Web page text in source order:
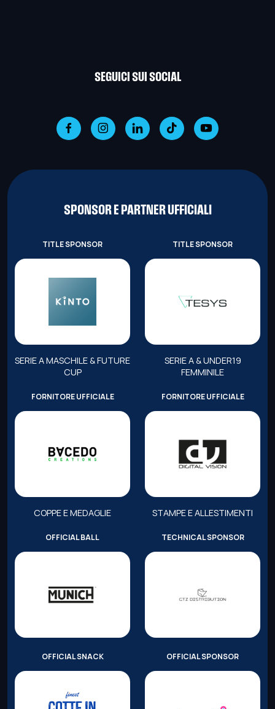
SEGUICI SUI SOCIAL
SPONSOR E PARTNER UFFICIALI
TITLE SPONSOR
SERIE A MASCHILE & FUTURE
CUP
TITLE SPONSOR
SERIE A & UNDER19
FEMMINILE
FORNITORE UFFICIALE
COPPE E MEDAGLIE
FORNITORE UFFICIALE
STAMPE E ALLESTIMENTI
OFFICIAL BALL TECHNICAL SPONSOR
OFFICIAL SNACK OFFICIAL SPONSOR